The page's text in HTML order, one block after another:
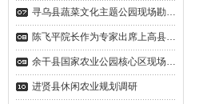
寻乌县蔬菜文化主题公园现场勘…
陈飞平院长作为专家出席上高县…
余干县国家农业公园核心区现场…
进贤县休闲农业规划调研